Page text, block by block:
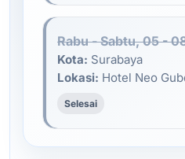
Rabu - Sabtu, 05 -
Kota: Surabaya
Lokasi: Hotel Neo
Selesai